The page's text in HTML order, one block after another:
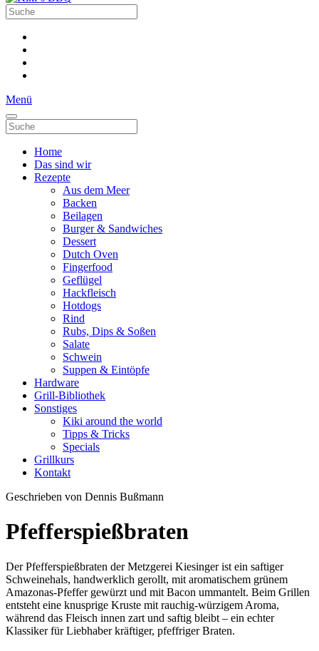
Menü
Home
Das sind wir
Rezepte
Aus dem Meer
Backen
Beilagen
Burger & Sandwiches
Dessert
Dutch Oven
Fingerfood
Geflügel
Hackfleisch
Hotdogs
Rind
Rubs, Dips & Soßen
Salate
Schwein
Suppen & Eintöpfe
Hardware
Grill-Bibliothek
Sonstiges
Kiki around the world
Tipps & Tricks
Specials
Grillkurs
Kontakt
Geschrieben von Dennis Bußmann
Pfefferspießbraten
Der Pfefferspießbraten der Metzgerei Kiesinger ist ein saftiger
Schweinehals, handwerklich gerollt, mit aromatischem grünem
Amazonas-Pfeffer gewürzt und mit Bacon ummantelt. Beim Grillen
entsteht eine knusprige Kruste mit rauchig-würzigem Aroma,
während das Fleisch innen zart und saftig bleibt – ein echter
Klassiker für Liebhaber kräftiger, pfeffriger Braten.